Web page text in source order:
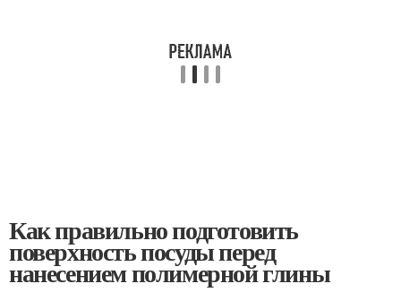
Как правильно подготовить
поверхность посуды перед
нанесением полимерной глины